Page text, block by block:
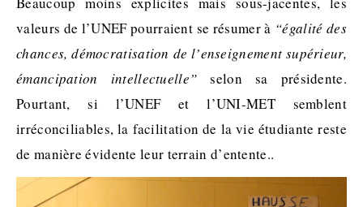
valeurs de l’UNEF pourraient se résumer à “égalité des
chances, démocratisation de l’enseignement supérieur,
émancipation intellectuelle” selon sa présidente.
Pourtant, si l’UNEF et l’UNI-MET semblent
irréconciliables, la facilitation de la vie étudiante reste
de manière évidente leur terrain d’entente..